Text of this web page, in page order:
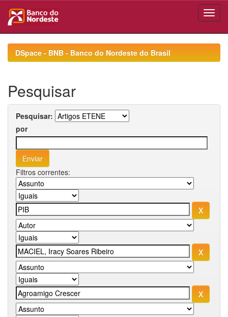
navigationDSpace - BNB - Banco do Nordeste do Brasil
Pesquisar
Pesquisar:
por
Filtros correntes: